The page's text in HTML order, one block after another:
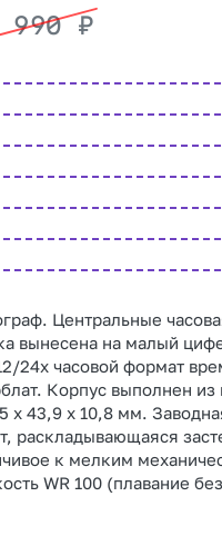
990₽
Центральные
вынесена на малый
24х часовой формат
Корпус выполнен
x 43,9 x 10,8 мм.
раскладывающаяся
к мелким
WR 100 (плавание